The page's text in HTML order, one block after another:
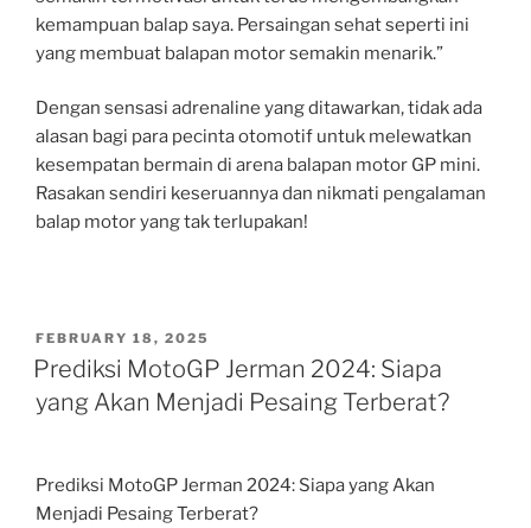
kemampuan balap saya. Persaingan sehat seperti ini
yang membuat balapan motor semakin menarik.”
Dengan sensasi adrenaline yang ditawarkan, tidak ada
alasan bagi para pecinta otomotif untuk melewatkan
kesempatan bermain di arena balapan motor GP mini.
Rasakan sendiri keseruannya dan nikmati pengalaman
balap motor yang tak terlupakan!
POSTED
ON
FEBRUARY 18, 2025
Prediksi MotoGP Jerman 2024: Siapa
yang Akan Menjadi Pesaing Terberat?
Prediksi MotoGP Jerman 2024: Siapa yang Akan
Menjadi Pesaing Terberat?